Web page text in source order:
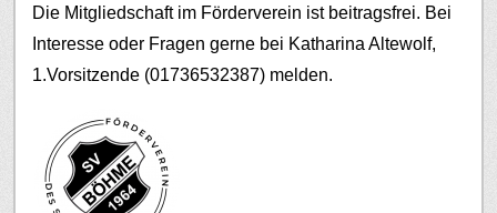
Die Mitgliedschaft im Förderverein ist beitragsfrei. Bei
Interesse oder Fragen gerne bei Katharina Altewolf,
1.Vorsitzende (01736532387) melden.